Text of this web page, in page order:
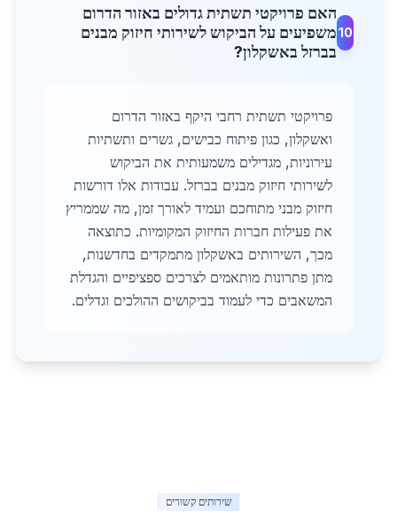
10
האם פרויקטי תשתית גדולים באזור הדרום
משפיעים על הביקוש לשירותי חיזוק מבנים
בברזל באשקלון?
פרויקטי תשתית רחבי היקף באזור הדרום
ואשקלון, כגון פיתוח כבישים, גשרים ותשתיות
עירוניות, מגדילים משמעותית את הביקוש
לשירותי חיזוק מבנים בברזל. עבודות אלו דורשות
חיזוק מבני מתוחכם ועמיד לאורך זמן, מה שממריץ
את פעילות חברות החיזוק המקומיות. כתוצאה
מכך, השירותים באשקלון מתמקדים בחדשנות,
מתן פתרונות מותאמים לצרכים ספציפיים והגדלת
המשאבים כדי לעמוד בביקושים ההולכים וגדלים.
שירותים קשורים